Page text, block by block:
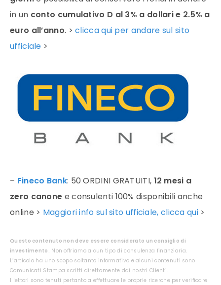
in un conto cumulativo D al 3% a dollari e 2.5% a
euro all’anno. >clicca qui per andare sul sito
ufficiale >
– Fineco Bank: 50 ORDINI GRATUITI, 12 mesi a
zero canone e consulenti 100% disponibili anche
online > Maggiori info sul sito ufficiale, clicca qui>
Questo contenuto non deve essere considerato un consiglio di
investimento. Non offriamo alcun tipo di consulenza finanziaria.
L’articolo ha uno scopo soltanto informativo e alcuni contenuti sono
Comunicati Stampa scritti direttamente dai nostri Clienti.
I lettori sono tenuti pertanto a effettuare le proprie ricerche per verificare